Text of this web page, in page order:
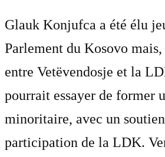
Glauk Konjufca a été élu
Parlement du Kosovo mais,
entre Vetëvendosje et la
pourrait essayer de former
minoritaire, avec un
participation de la LDK.